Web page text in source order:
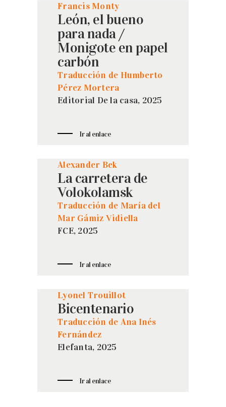
Francis Monty
León, el bueno
para nada /
Monigote en papel
carbón
Traducción de Humberto
Pérez Mortera
Editorial De la casa, 2025
Ir al enlace
Alexander Bek
La carretera de
Volokolamsk
Traducción de María del
Mar Gámiz Vidiella
FCE, 2025
Ir al enlace
Lyonel Trouillot
Bicentenario
Traducción de Ana Inés
Fernández
Elefanta, 2025
Ir al enlace